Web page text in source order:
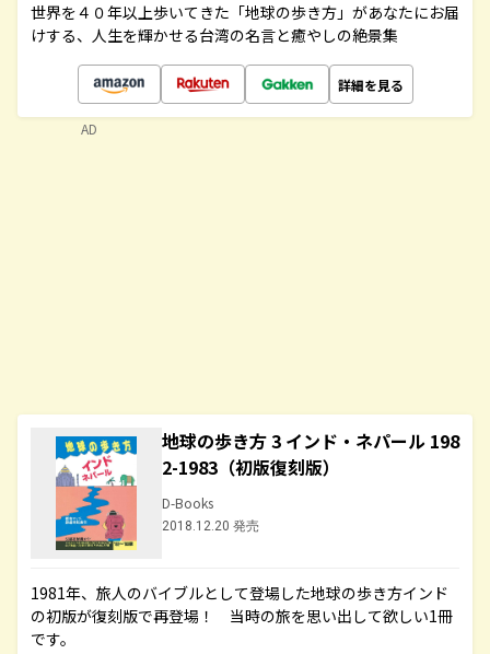
世界を４０年以上歩いてきた「地球の歩き方」があなたにお届
けする、人生を輝かせる台湾の名言と癒やしの絶景集
詳細を見る
地球の歩き方 3 インド・ネパール 198
2-1983（初版復刻版）
D-Books
2018.12.20 発売
1981年、旅人のバイブルとして登場した地球の歩き方インド
の初版が復刻版で再登場！ 当時の旅を思い出して欲しい1冊
です。
AD